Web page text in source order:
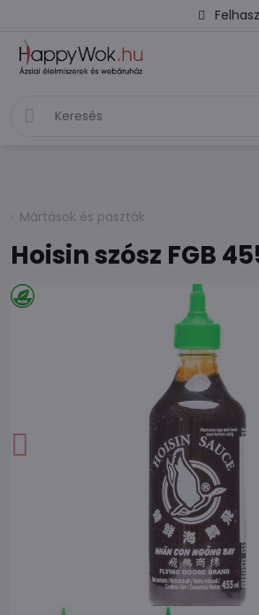
Mártások és paszták
Hoisin szósz FGB